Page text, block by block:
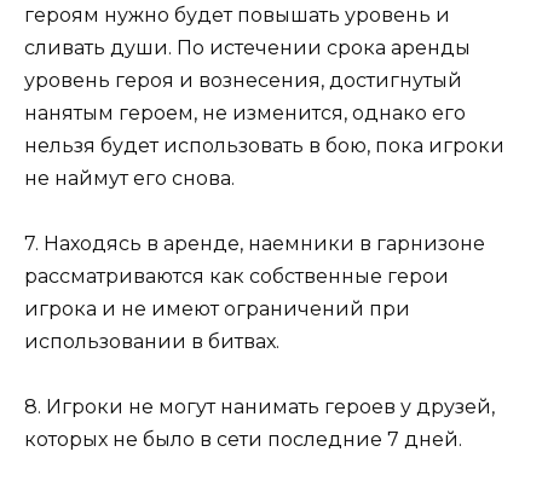
героям нужно будет повышать уровень и
сливать души. По истечении срока аренды
уровень героя и вознесения, достигнутый
нанятым героем, не изменится, однако его
нельзя будет использовать в бою, пока игроки
не наймут его снова.
7. Находясь в аренде, наемники в гарнизоне
рассматриваются как собственные герои
игрока и не имеют ограничений при
использовании в битвах.
8. Игроки не могут нанимать героев у друзей,
которых не было в сети последние 7 дней.